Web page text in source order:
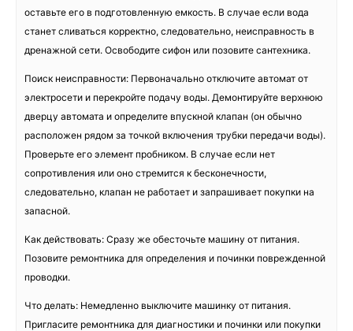
оставьте его в подготовленную емкость. В случае если вода
станет сливаться корректно, следовательно, неисправность в
дренажной сети. Освободите сифон или позовите сантехника.
Поиск неисправности: Первоначально отключите автомат от
электросети и перекройте подачу воды. Демонтируйте верхнюю
дверцу автомата и определите впускной клапан (он обычно
расположен рядом за точкой включения трубки передачи воды).
Проверьте его элемент пробником. В случае если нет
сопротивления или оно стремится к бесконечности,
следовательно, клапан не работает и запрашивает покупки на
запасной.
Как действовать: Сразу же обесточьте машину от питания.
Позовите ремонтника для определения и починки поврежденной
проводки.
Что делать: Немедленно выключите машинку от питания.
Пригласите ремонтника для диагностики и починки или покупки